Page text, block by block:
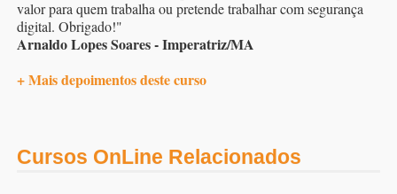
valor para quem trabalha ou pretende trabalhar com segurança
digital. Obrigado!"
Arnaldo Lopes Soares - Imperatriz/MA
+ Mais depoimentos deste curso
Cursos OnLine Relacionados